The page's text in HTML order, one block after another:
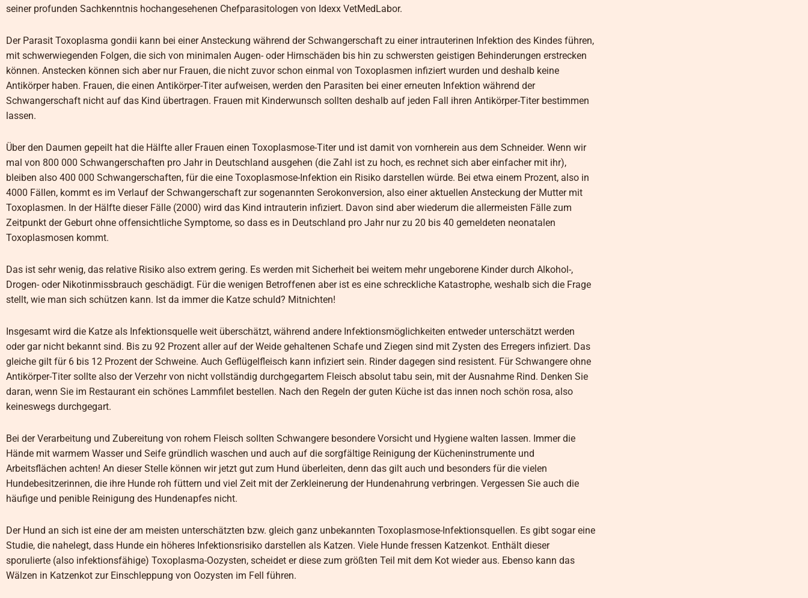
seiner profunden Sachkenntnis hochangesehenen Chefparasitologen von Idexx VetMedLabor.
Der Parasit Toxoplasma gondii kann bei einer Ansteckung während der Schwangerschaft zu einer intrauterinen Infektion des Kindes führen,
mit schwerwiegenden Folgen, die sich von minimalen Augen- oder Hirnschäden bis hin zu schwersten geistigen Behinderungen erstrecken
können. Anstecken können sich aber nur Frauen, die nicht zuvor schon einmal von Toxoplasmen infiziert wurden und deshalb keine
Antikörper haben. Frauen, die einen Antikörper-Titer aufweisen, werden den Parasiten bei einer erneuten Infektion während der
Schwangerschaft nicht auf das Kind übertragen. Frauen mit Kinderwunsch sollten deshalb auf jeden Fall ihren Antikörper-Titer bestimmen
lassen.
Über den Daumen gepeilt hat die Hälfte aller Frauen einen Toxoplasmose-Titer und ist damit von vornherein aus dem Schneider. Wenn wir
mal von 800 000 Schwangerschaften pro Jahr in Deutschland ausgehen (die Zahl ist zu hoch, es rechnet sich aber einfacher mit ihr),
bleiben also 400 000 Schwangerschaften, für die eine Toxoplasmose-Infektion ein Risiko darstellen würde. Bei etwa einem Prozent, also in
4000 Fällen, kommt es im Verlauf der Schwangerschaft zur sogenannten Serokonversion, also einer aktuellen Ansteckung der Mutter mit
Toxoplasmen. In der Hälfte dieser Fälle (2000) wird das Kind intrauterin infiziert. Davon sind aber wiederum die allermeisten Fälle zum
Zeitpunkt der Geburt ohne offensichtliche Symptome, so dass es in Deutschland pro Jahr nur zu 20 bis 40 gemeldeten neonatalen
Toxoplasmosen kommt.
Das ist sehr wenig, das relative Risiko also extrem gering. Es werden mit Sicherheit bei weitem mehr ungeborene Kinder durch Alkohol-,
Drogen- oder Nikotinmissbrauch geschädigt. Für die wenigen Betroffenen aber ist es eine schreckliche Katastrophe, weshalb sich die Frage
stellt, wie man sich schützen kann. Ist da immer die Katze schuld? Mitnichten!
Insgesamt wird die Katze als Infektionsquelle weit überschätzt, während andere Infektionsmöglichkeiten entweder unterschätzt werden
oder gar nicht bekannt sind. Bis zu 92 Prozent aller auf der Weide gehaltenen Schafe und Ziegen sind mit Zysten des Erregers infiziert. Das
gleiche gilt für 6 bis 12 Prozent der Schweine. Auch Geflügelfleisch kann infiziert sein. Rinder dagegen sind resistent. Für Schwangere ohne
Antikörper-Titer sollte also der Verzehr von nicht vollständig durchgegartem Fleisch absolut tabu sein, mit der Ausnahme Rind. Denken Sie
daran, wenn Sie im Restaurant ein schönes Lammfilet bestellen. Nach den Regeln der guten Küche ist das innen noch schön rosa, also
keineswegs durchgegart.
Bei der Verarbeitung und Zubereitung von rohem Fleisch sollten Schwangere besondere Vorsicht und Hygiene walten lassen. Immer die
Hände mit warmem Wasser und Seife gründlich waschen und auch auf die sorgfältige Reinigung der Kücheninstrumente und
Arbeitsflächen achten! An dieser Stelle können wir jetzt gut zum Hund überleiten, denn das gilt auch und besonders für die vielen
Hundebesitzerinnen, die ihre Hunde roh füttern und viel Zeit mit der Zerkleinerung der Hundenahrung verbringen. Vergessen Sie auch die
häufige und penible Reinigung des Hundenapfes nicht.
Der Hund an sich ist eine der am meisten unterschätzten bzw. gleich ganz unbekannten Toxoplasmose-Infektionsquellen. Es gibt sogar eine
Studie, die nahelegt, dass Hunde ein höheres Infektionsrisiko darstellen als Katzen. Viele Hunde fressen Katzenkot. Enthält dieser
sporulierte (also infektionsfähige) Toxoplasma-Oozysten, scheidet er diese zum größten Teil mit dem Kot wieder aus. Ebenso kann das
Wälzen in Katzenkot zur Einschleppung von Oozysten im Fell führen.